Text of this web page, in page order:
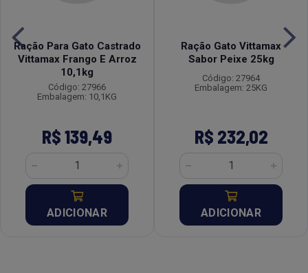
Ração Para Gato Castrado
Vittamax Frango E Arroz
10,1kg
Código: 27966
Embalagem: 10,1KG
R$ 139,49
ADICIONAR
Ração Gato Vittamax
Sabor Peixe 25kg
Código: 27964
Embalagem: 25KG
R$ 232,02
ADICIONAR